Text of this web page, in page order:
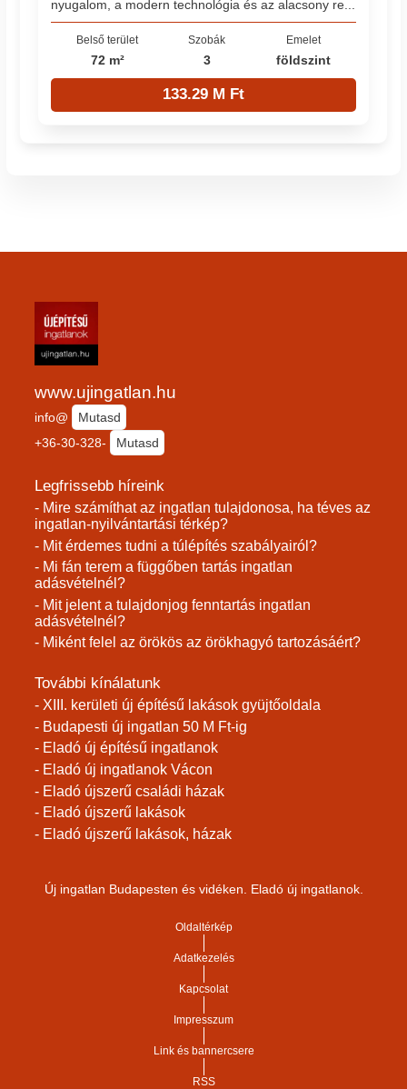
nyugalom, a modern technológia és az alacsony re...
Belső terület
72 m²
Szobák
3
Emelet
földszint
133.29 M Ft
www.ujingatlan.hu
info@
Mutasd
+36-30-328-
Mutasd
Legfrissebb híreink
- Mire számíthat az ingatlan tulajdonosa, ha téves az
ingatlan-nyilvántartási térkép?
- Mit érdemes tudni a túlépítés szabályairól?
- Mi fán terem a függőben tartás ingatlan
adásvételnél?
- Mit jelent a tulajdonjog fenntartás ingatlan
adásvételnél?
- Miként felel az örökös az örökhagyó tartozásáért?
További kínálatunk
- XIII. kerületi új építésű lakások gyüjtőoldala
- Budapesti új ingatlan 50 M Ft-ig
- Eladó új építésű ingatlanok
- Eladó új ingatlanok Vácon
- Eladó újszerű családi házak
- Eladó újszerű lakások
- Eladó újszerű lakások, házak
Új ingatlan Budapesten és vidéken. Eladó új ingatlanok.
Oldaltérkép
Adatkezelés
Kapcsolat
Impresszum
Link és bannercsere
RSS